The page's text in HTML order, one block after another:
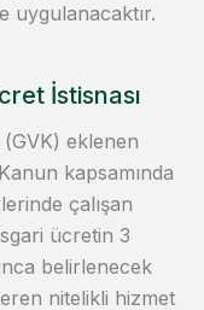
uygulanacaktır.
İstisnası
(GVK) eklenen
kapsamında
çalışan
ücretin 3
belirlenecek
nitelikli hizmet